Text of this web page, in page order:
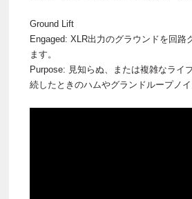
Ground Lift
Engaged: XLR出力のグラウンドを回路
ます。
Purpose: 見知らぬ、または複雑なライ
続したときのハムやグランドループノイ